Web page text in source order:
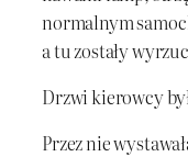
normalnym
a tu zostały
Drzwi kierowcy
Przez nie